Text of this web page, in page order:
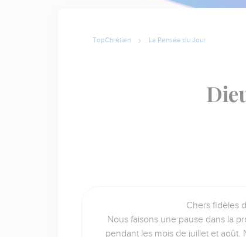
TopChrétien La Pensée du Jour
Chers fidèles
Nous faisons une pause dans la
pendant les mois de juillet et août.